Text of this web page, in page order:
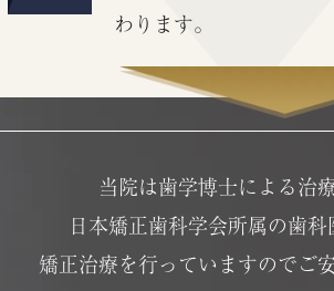
わります。
当院は歯学博士による治療
日本矯正歯科学会所属の歯科
矯正治療を行っていますのでご